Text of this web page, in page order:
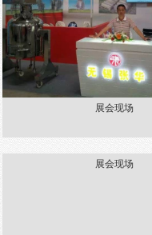
展会现场
展会现场